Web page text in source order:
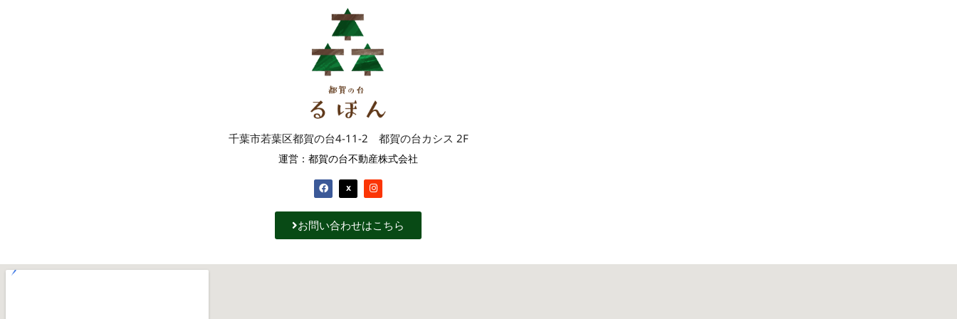
千葉市若葉区都賀の台4-11-2 都賀の台カシス 2F
運営：都賀の台不動産株式会社
お問い合わせはこちら